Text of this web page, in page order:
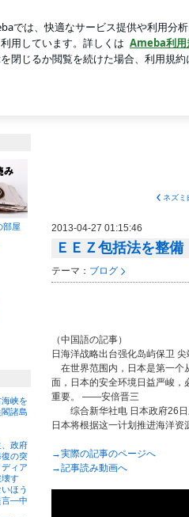
ニュース比べ読み
さくっと作った夕飯
ース比べ読
ニュースを日本語に訳します。
部屋
峡を
諸島
政府
の突
ィア
壊す
ほう
言―中
2013-04-27 01:15:46
ＥＥＺ包括法を整
テーマ： ブログ
（中国語の記事）
日海洋战略出台强化岛屿保卫
在世界范围内，日本是第一个
面，日本的安全环境日益严峻，
重要。 ——安倍晋三
综合新华社电 日本政府26日
日本将根据这一计划推进海洋资
→実際の記事のページへ
→記事読み動画へ